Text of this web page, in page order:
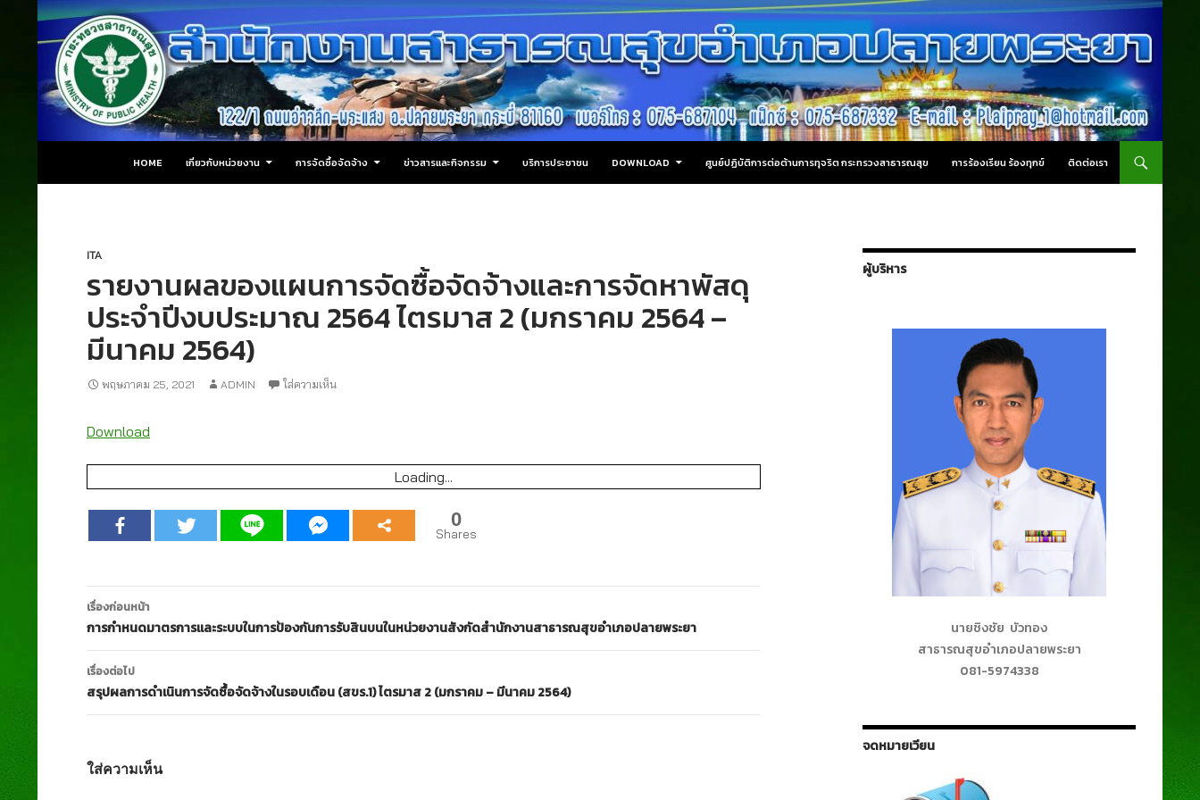
สำนักงานสาธารณสุขอำเภอปลายพระยา
HOME
เกี่ยวกับหน่วยงาน การจัดซื้อจัดจ้าง ข่าวสารและกิจกรรม บริการประชาชน DOWNLOAD ศูนย์ปฏิบัติการต่อต้านการทุจริต กระทรวงสาธารณสุข การร้องเรียน ร้องทุกข์ ติดต่อเรา
ITA
รายงานผลของแผนการจัดซื้อจัดจ้างและการจัดหาพัสดุ
ประจำปีงบประมาณ 2564 ไตรมาส 2 (มกราคม 2564 –
มีนาคม 2564)
พฤษภาคม 25, 2021 ADMIN ใส่ความเห็น
Download
Loading...
0
Shares
เมนู
นำทาง
เรื่อง
เรื่องก่อนหน้า
การกำหนดมาตรการและระบบในการป้องกันการรับสินบนในหน่วยงานสังกัดสำนักงานสาธารณสุขอำเภอปลายพระยา
เรื่องต่อไป
สรุปผลการดำเนินการจัดซื้อจัดจ้างในรอบเดือน (สขร.1) ไตรมาส 2 (มกราคม – มีนาคม 2564)
ใส่ความเห็น
ผู้บริหาร
นายชิงชัย บัวทอง
สาธารณสุขอำเภอปลายพระยา
081-5974338
จดหมายเวียน